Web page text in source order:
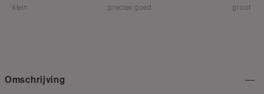
klein precies goed groot
Omschrijving